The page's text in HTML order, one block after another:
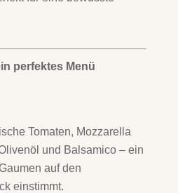
perfektes Menü
Tomaten, Mozzarella
und Balsamico – ein
auf den
einstimmt.